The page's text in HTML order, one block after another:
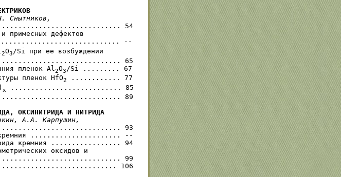
Снытников,
............................. 54
примесных дефектов
--
2О3 /Si при ее возбуждении
65
пленок Al 2О3 /Si ......... 67
пленок НfО2
............ 77
) x
........................... 85
89
ОКСИНИТРИДА И НИТРИДА
А.А. Карпушин,
93
кремния ...................... --
кремния ................. 94
оксидов и
99
106